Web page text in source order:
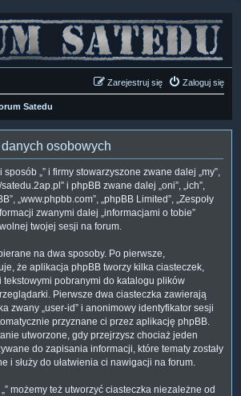
Zaloguj się
Zarejestruj się
Satedu
osobowych
„” i firmy stowarzyszone zwane dalej „my”,
satedu.2ap.pl” i phpBB zwane dalej „oni”, „ich”,
„www.phpbb.com”, „phpBB Limited”, „Zespoły
zwanymi dalej „informacjami o tobie”
twojej sesji na forum.
na dwa sposoby. Po pierwsze,
że aplikacja phpBB tworzy kilka ciasteczek,
tekstowymi pobranymi do katalogu plików
Pierwsze dwa ciasteczka zawierają
zwany „user-id” i anonimowy identyfikator sesji
przyznane ci przez aplikację phpBB.
utworzone, gdy przejrzysz chociaż jeden
do zapisania informacji, które tematy zostały
i służy do ułatwienia ci nawigacji na forum.
możemy też utworzyć ciasteczka niezależne od